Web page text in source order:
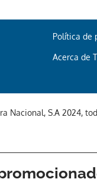
Política de
Acerca de
Nacional, S.A 2024,